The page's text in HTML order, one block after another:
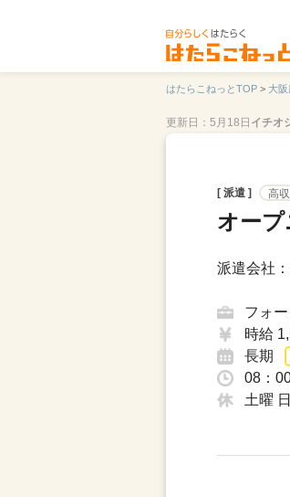
はたらこねっとTOP > 大阪
更新日：5月18日 イチオ
[ 派遣 ] 高
オー
派遣会社
フォ
時給
長期
08：
土曜